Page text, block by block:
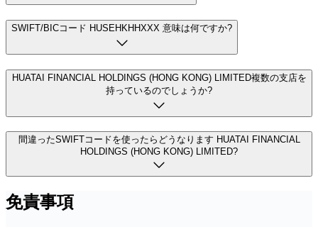
SWIFT/BICコード HUSEHKHHXXX 意味は何ですか?
HUATAI FINANCIAL HOLDINGS (HONG KONG) LIMITED複数の支店を
持っているのでしょうか?
間違ったSWIFTコードを使ったらどうなります HUATAI FINANCIAL
HOLDINGS (HONG KONG) LIMITED?
免責事項